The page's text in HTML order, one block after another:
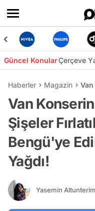
Güncel KonularÇerçeve
Haberler Magazin
Van
Şişeler
Bengü'ye
Yağdı!
Yasemin Altunterim